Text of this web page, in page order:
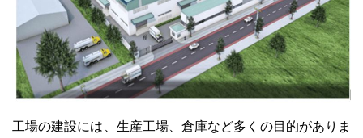
工場の建設には、生産工場、倉庫など多くの目的がありま